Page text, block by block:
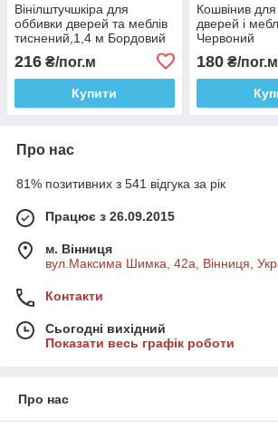
Вінілштучшкіра для
оббивки дверей та меблів
тиснений,1,4 м Бордовий
216 ₴/пог.м
Купити
Кошвінив
дверей і
Червоний
180₴/пог.м
Про нас
81% позитивних з 541 відгука за рік
Працює з 26.09.2015
м. Вінниця
вул.Максима Шимка, 42а, Вінниця,
Контакти
Сьогодні вихідний
Показати весь графік роботи
Про нас